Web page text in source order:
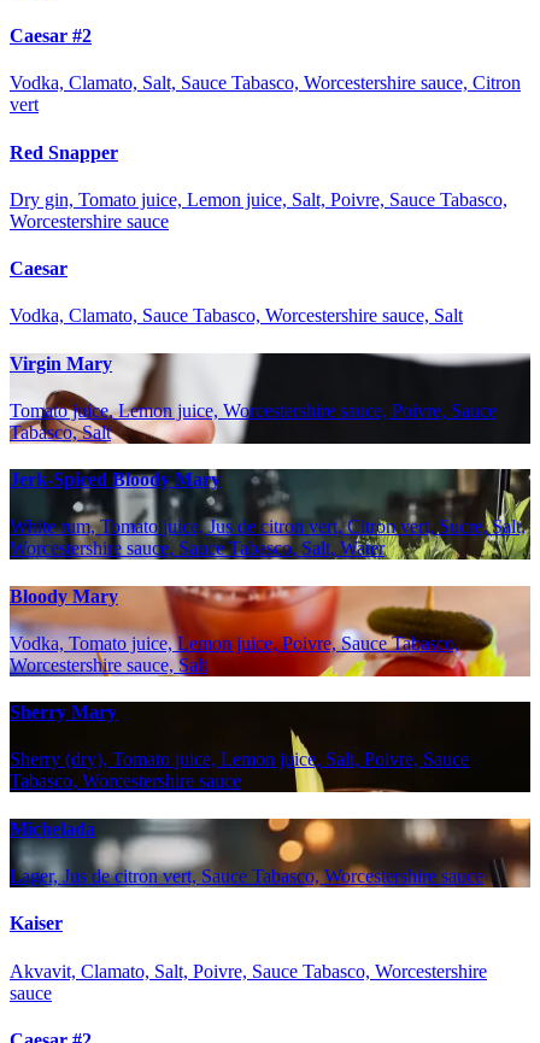
Caesar #2
Vodka, Clamato, Salt, Sauce Tabasco, Worcestershire sauce, Citron
vert
Red Snapper
Dry gin, Tomato juice, Lemon juice, Salt, Poivre, Sauce Tabasco,
Worcestershire sauce
Caesar
Vodka, Clamato, Sauce Tabasco, Worcestershire sauce, Salt
Virgin Mary
Tomato juice, Lemon juice, Worcestershire sauce, Poivre, Sauce
Tabasco, Salt
Jerk-Spiced Bloody Mary
White rum, Tomato juice, Jus de citron vert, Citron vert, Sucre, Salt,
Worcestershire sauce, Sauce Tabasco, Salt, Water
Bloody Mary
Vodka, Tomato juice, Lemon juice, Poivre, Sauce Tabasco,
Worcestershire sauce, Salt
Sherry Mary
Sherry (dry), Tomato juice, Lemon juice, Salt, Poivre, Sauce
Tabasco, Worcestershire sauce
Michelada
Lager, Jus de citron vert, Sauce Tabasco, Worcestershire sauce
Kaiser
Akvavit, Clamato, Salt, Poivre, Sauce Tabasco, Worcestershire
sauce